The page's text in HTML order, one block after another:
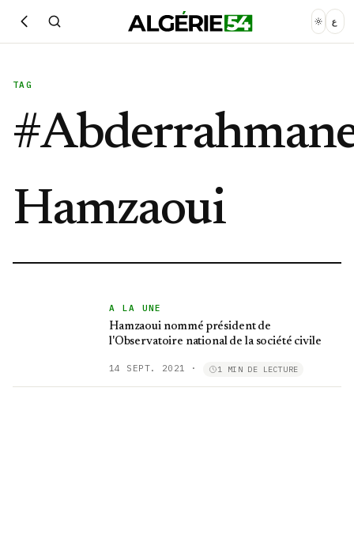
ع
TAG
#
Hamzaoui
A LA UNE
Hamzaoui nommé président de
l'Observatoire national de la société civile
14 SEPT. 2021 · 1 MIN DE LECTURE